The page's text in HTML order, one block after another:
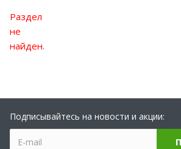
Раздел
не
найден.
Подписывайтесь на новости и акции: